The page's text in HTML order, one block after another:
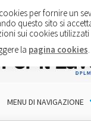
MENU DI NAVIGAZIONE
per fornire un
questo sito si
sui cookies utilizzati
la pagina cookies